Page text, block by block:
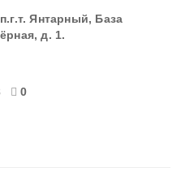
Янтарный, База
д. 1.
0